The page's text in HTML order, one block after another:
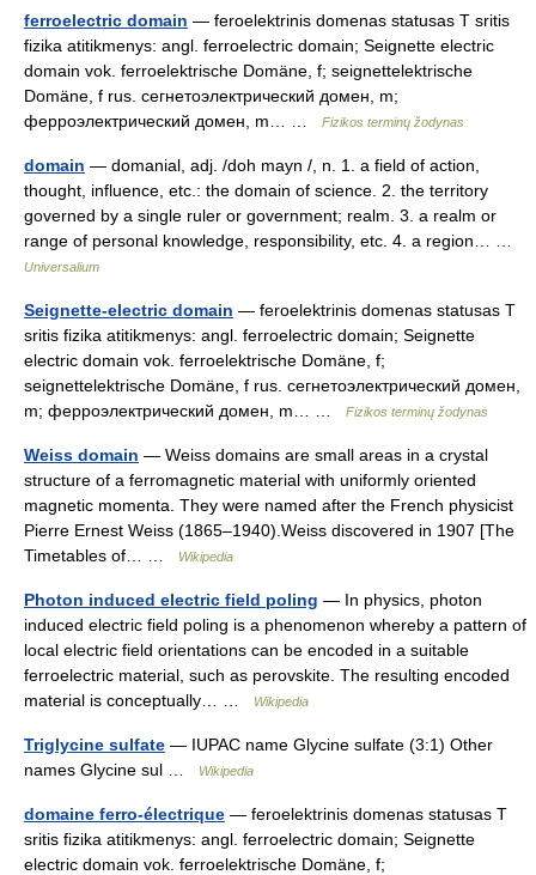
ferroelectric domain — feroelektrinis domenas statusas T sritis
fizika atitikmenys: angl. ferroelectric domain; Seignette electric
domain vok. ferroelektrische Domäne, f; seignettelektrische
Domäne, f rus. сегнетоэлектрический домен, m;
ферроэлектрический домен, m… …
Fizikos terminų žodynas
domain — domanial, adj. /doh mayn /, n. 1. a field of action,
thought, influence, etc.: the domain of science. 2. the territory
governed by a single ruler or government; realm. 3. a realm or
range of personal knowledge, responsibility, etc. 4. a region… …
Universalium
Seignette-electric domain — feroelektrinis domenas statusas T
sritis fizika atitikmenys: angl. ferroelectric domain; Seignette
electric domain vok. ferroelektrische Domäne, f;
seignettelektrische Domäne, f rus. сегнетоэлектрический домен,
m; ферроэлектрический домен, m… …
Fizikos terminų žodynas
Weiss domain — Weiss domains are small areas in a crystal
structure of a ferromagnetic material with uniformly oriented
magnetic momenta. They were named after the French physicist
Pierre Ernest Weiss (1865–1940).Weiss discovered in 1907 [The
Timetables of… …
Wikipedia
Photon induced electric field poling — In physics, photon
induced electric field poling is a phenomenon whereby a pattern of
local electric field orientations can be encoded in a suitable
ferroelectric material, such as perovskite. The resulting encoded
material is conceptually… …
Wikipedia
Triglycine sulfate — IUPAC name Glycine sulfate (3:1) Other
names Glycine sul …
Wikipedia
domaine ferro-électrique — feroelektrinis domenas statusas T
sritis fizika atitikmenys: angl. ferroelectric domain; Seignette
electric domain vok. ferroelektrische Domäne, f;